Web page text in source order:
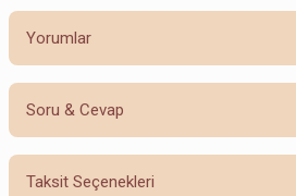
Yorumlar
Bu ürüne ilk yorumu siz
Soru & Cevap
Taksit Seçenekleri